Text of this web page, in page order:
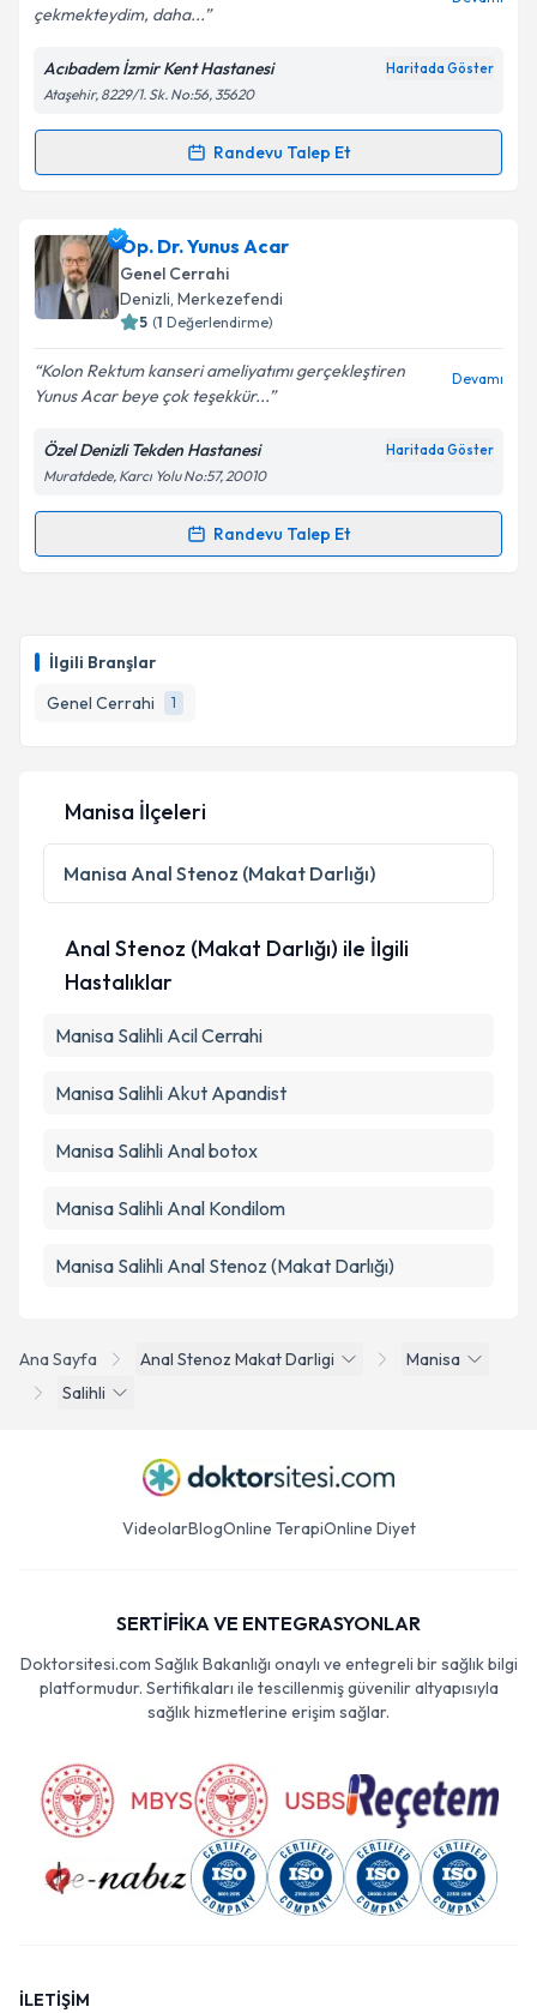
İlgili Branşlar
Genel Cerrahi
1
Kişisel verilerimin işlenmesine ilişkin
Aydınlatma
Metni'ni okudum ve kişisel verilerimin belirtilen
kapsamda işlenmesini kabul ediyorum.
çekmekteydim, daha...
Acıbadem İzmir Kent Hastanesi Haritada Göster
Ataşehir, 8229/1. Sk. No:56, 35620
Randevu Talep Et
Randevu Takvimi Talebi
Doç. Dr. Tayfun Yoldaşiçin randevu takvimi talebi
oluşturun. Size bu uzmandan randevu almanız için bir
takvim hazırlandığında e-posta ile bilgilendireceğiz.
Kişisel verilerimin işlenmesine ilişkin
Aydınlatma
Metni 'ni okudum ve kişisel verilerimin belirtilen
kapsamda işlenmesini kabul ediyorum.
Op. Dr. Yunus Acar
Genel Cerrahi
Denizli, Merkezefendi
5 (1 Değerlendirme)
Kolon Rektum kanseri ameliyatımı gerçekleştiren
Yunus Acar beye çok teşekkür...
Devamı
Özel Denizli Tekden Hastanesi Haritada Göster
Muratdede, Karcı Yolu No:57, 20010
Randevu Talep Et
Randevu Takvimi Talebi
takvim hazırlandığında e-posta ile bilgilendireceğiz.
E-posta Adresiniz
Kişisel verilerimin işlenmesine ilişkinAydınlatma
Metni
'ni okudum ve kişisel verilerimin belirtilen
kapsamda işlenmesini kabul ediyorum.
Takvim Talebini Gönder
Ana Sayfa Anal Stenoz Makat Darligi
Manisa
Salihli
Manisa İlçeleri
Manisa Anal Stenoz (Makat Darlığı)
Anal Stenoz (Makat Darlığı) ile İlgili
Hastalıklar
Manisa Salihli Acil Cerrahi
Manisa Salihli Akut Apandist
Manisa Salihli Anal botox
Manisa Salihli Anal Kondilom
Manisa Salihli Anal Stenoz (Makat Darlığı)
VideolarBlogOnline TerapiOnline Diyet
SERTİFİKA VE ENTEGRASYONLAR
Doktorsitesi.com Sağlık Bakanlığı onaylı ve entegreli bir sağlık bilgi
platformudur. Sertifikaları ile tescillenmiş güvenilir altyapısıyla
sağlık hizmetlerine erişim sağlar.
İLETİŞİM